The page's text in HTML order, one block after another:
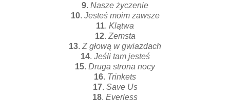
9. Nasze życzenie
10. Jesteś moim zawsze
11. Klątwa
12. Zemsta
13. Z głową w gwiazdach
14. Jeśli tam jesteś
15. Druga strona nocy
16. Trinkets
17. Save Us
18. Everless